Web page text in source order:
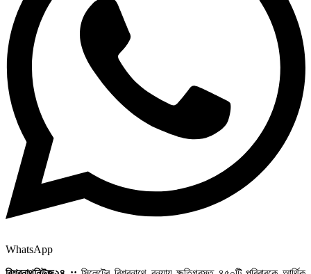
WhatsApp